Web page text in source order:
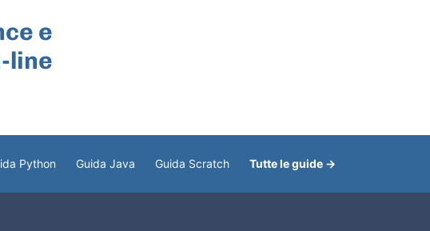
e
line
Python Guida Java Guida Scratch Tutte le guide →